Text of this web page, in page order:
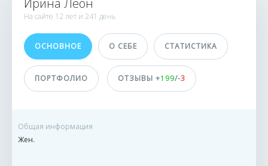
1881 заказ
0 сделок
Принимает оплату
не указано
Ирина Леон
На сайте 12 лет и 241 день
ОСНОВНОЕ О СЕБЕ СТАТИСТИКА
ПОРТФОЛИО ОТЗЫВЫ +199/-3
Общая информация
Жен.